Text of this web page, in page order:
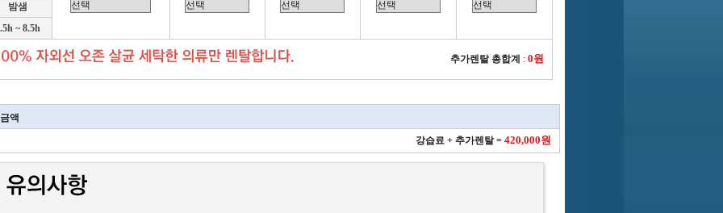
밤샘
~ 8.5h
추가렌탈 총합계 : 0원
액
강습료 + 추가렌탈 = 420,000원